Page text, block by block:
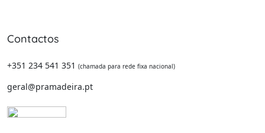
Contactos
+351 234 541 351 (chamada para rede fixa nacional)
geral@pramadeira.pt